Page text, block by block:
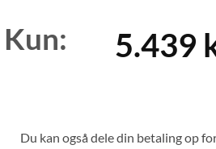
Kun: 5.439
Du kan også dele din betaling op